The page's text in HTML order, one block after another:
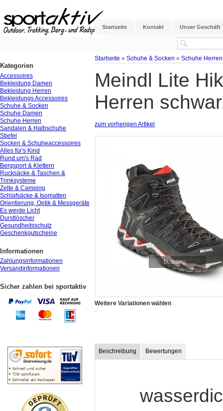
Startseite Kontakt Unser Geschäft
Startseite » Schuhe & Socken » Schuhe Herren
Meindl Lite
Herren
zum vorherigen Artikel
Loading...
Weitere Variationen wählen
Beschreibung Bewertungen
Kategorien
Accessoires
Bekleidung Damen
Bekleidung Herren
Bekleidungs Accessoires
Schuhe & Socken
Schuhe Damen
Schuhe Herren
Sandalen & Halbschuhe
Stiefel
Socken & Schuheaccessoires
Alles für's Kind
Rund um's Rad
Bergsport & Klettern
Rucksäcke & Taschen &
Trinksysteme
Zelte & Camping
Schlafsäcke & Isomatten
Orientierung, Optik & Messgeräte
Es werde Licht
Durstlöscher
Gesundheitsschutz
Geschenkgutscheine
Informationen
Zahlungsinformationen
Versandinformationen
Sicher zahlen bei sportaktiv